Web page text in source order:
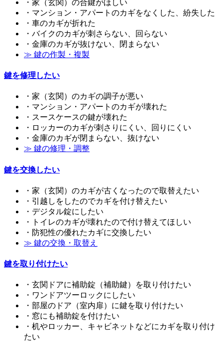
・家（玄関）の合鍵がほしい
・マンション・アパートのカギをなくした、紛失した
・車のカギが折れた
・バイクのカギが刺さらない、回らない
・金庫のカギが抜けない、閉まらない
≫ 鍵の作製・複製
鍵を修理したい
・家（玄関）のカギの調子が悪い
・マンション・アパートのカギが壊れた
・スースケースの鍵が壊れた
・ロッカーのカギが刺さりにくい、回りにくい
・金庫のカギが閉まらない、抜けない
≫ 鍵の修理・調整
鍵を交換したい
・家（玄関）のカギが古くなったので取替えたい
・引越しをしたのでカギを付け替えたい
・デジタル錠にしたい
・トイレのカギが壊れたので付け替えてほしい
・防犯性の優れたカギに交換したい
≫ 鍵の交換・取替え
鍵を取り付けたい
・玄関ドアに補助錠（補助鍵）を取り付けたい
・ワンドアツーロックにしたい
・部屋のドア（室内扉）に鍵を取り付けたい
・窓にも補助錠を付けたい
・机やロッカー、キャビネットなどにカギを取り付け
たい